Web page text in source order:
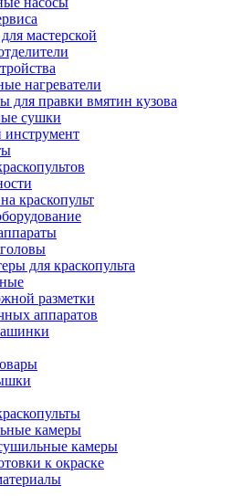
мастерской
нагреватели
для правки вмятин кузова
сушки
краскопульт
для краскопульта
разметки
аппаратов
камеры
камеры
к окраске